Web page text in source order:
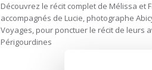
Découvrez le récit complet de Mélissa et
accompagnés de Lucie, photographe
Voyages, pour ponctuer le récit de leurs
Périgourdines